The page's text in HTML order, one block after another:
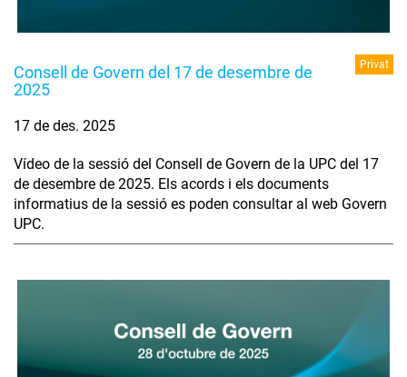
Consell de Govern del 17 de desembre de
2025
Privat
17 de des. 2025
Vídeo de la sessió del Consell de Govern de la UPC del 17
de desembre de 2025. Els acords i els documents
informatius de la sessió es poden consultar al web Govern
UPC.